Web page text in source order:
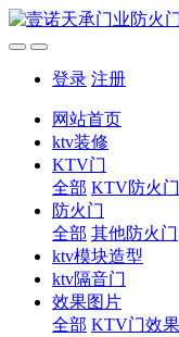
登录 注册
网站首页
ktv装修
KTV门
全部 KTV防火门
防火门
全部 其他防火门
ktv模块造型
ktv隔音门
效果图片
全部 KTV门效